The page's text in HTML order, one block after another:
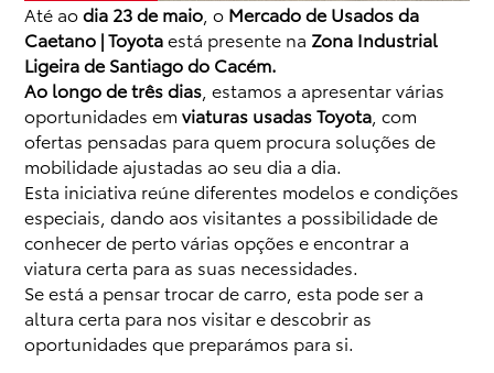
Até aodia 23 de maio , o Mercado de Usados da
Caetano | Toyotaestá presente na Zona Industrial
Ligeira de Santiago do Cacém.
Ao longo de três dias , estamos a apresentar várias
oportunidades emviaturas usadas Toyota , com
ofertas pensadas para quem procura soluções de
mobilidade ajustadas ao seu dia a dia.
Esta iniciativa reúne diferentes modelos e condições
especiais, dando aos visitantes a possibilidade de
conhecer de perto várias opções e encontrar a
viatura certa para as suas necessidades.
Se está a pensar trocar de carro, esta pode ser a
altura certa para nos visitar e descobrir as
oportunidades que preparámos para si.